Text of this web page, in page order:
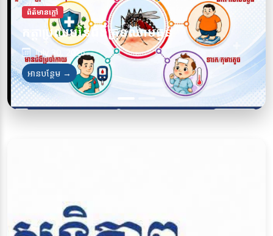
ព័ត៌មានក្តៅ
កត្តាប្រឈមនៃជំងឺគ្រុនឈាមធ្ងន់
July 30, 2026
អានបន្ថែម →
ការពារខ្លួនអ្នកពីជំងឺគ្រុនឈាម សូមចូលរួមទប់
ស្កាត់ជំងឺគ្រុនឈាមទាំងអស់គ្នា!
July 28, 2026
អានបន្ថែម →